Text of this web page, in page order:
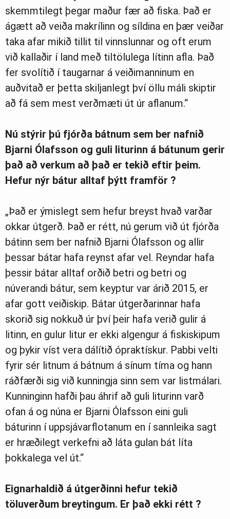
skemmtilegt þegar maður fær að fiska. Það er
ágætt að veiða makrílinn og síldina en þær veiðar
taka afar mikið tillit til vinnslunnar og oft erum
við kallaðir í land með tiltölulega lítinn afla. Það
fer svolítið í taugarnar á veiðimanninum en
auðvitað er þetta skiljanlegt því öllu máli skiptir
að fá sem mest verðmæti út úr aflanum.“
Nú stýrir þú fjórða bátnum sem ber nafnið
Bjarni Ólafsson og guli liturinn á bátunum gerir
það að verkum að það er tekið eftir þeim.
Hefur nýr bátur alltaf þýtt framför ?
„Það er ýmislegt sem hefur breyst hvað varðar
okkar útgerð. Það er rétt, nú gerum við út fjórða
bátinn sem ber nafnið Bjarni Ólafsson og allir
þessar bátar hafa reynst afar vel. Reyndar hafa
þessir bátar alltaf orðið betri og betri og
núverandi bátur, sem keyptur var árið 2015, er
afar gott veiðiskip. Bátar útgerðarinnar hafa
skorið sig nokkuð úr því þeir hafa verið gulir á
litinn, en gulur litur er ekki algengur á fiskiskipum
og þykir víst vera dálítið ópraktískur. Pabbi velti
fyrir sér litnum á bátnum á sínum tíma og hann
ráðfærði sig við kunningja sinn sem var listmálari.
Kunninginn hafði þau áhrif að guli liturinn varð
ofan á og núna er Bjarni Ólafsson eini guli
báturinn í uppsjávarflotanum en í sannleika sagt
er hræðilegt verkefni að láta gulan bát líta
þokkalega vel út.“
Eignarhaldið á útgerðinni hefur tekið
töluverðum breytingum. Er það ekki rétt ?